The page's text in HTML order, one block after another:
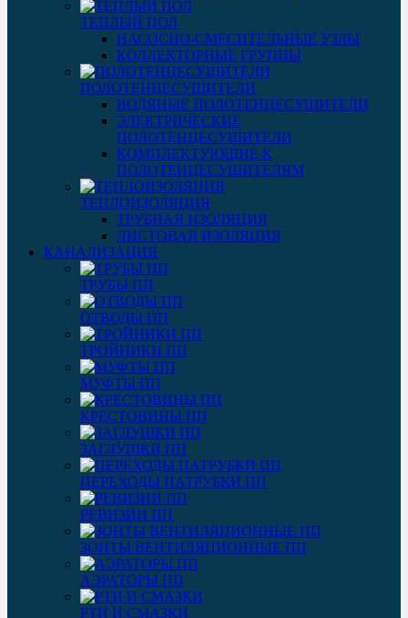
ТЕПЛЫЙ ПОЛ
НАСОСНО-СМЕСИТЕЛЬНЫЕ УЗЛЫ
КОЛЛЕКТОРНЫЕ ГРУППЫ
ПОЛОТЕНЦЕСУШИТЕЛИ
ВОДЯНЫЕ ПОЛОТЕНЦЕСУШИТЕЛИ
ЭЛЕКТРИЧЕСКИЕ
ПОЛОТЕНЦЕСУШИТЕЛИ
КОМПЛЕКТУЮЩИЕ К
ПОЛОТЕНЦЕСУШИТЕЛЯМ
ТЕПЛОИЗОЛЯЦИЯ
ТРУБНАЯ ИЗОЛЯЦИЯ
ЛИСТОВАЯ ИЗОЛЯЦИЯ
КАНАЛИЗАЦИЯ
ТРУБЫ ПП
ОТВОДЫ ПП
ТРОЙНИКИ ПП
МУФТЫ ПП
КРЕСТОВИНЫ ПП
ЗАГЛУШКИ ПП
ПЕРЕХОДЫ ПАТРУБКИ ПП
РЕВИЗИИ ПП
ЗОНТЫ ВЕНТИЛЯЦИОННЫЕ ПП
АЭРАТОРЫ ПП
РТИ И СМАЗКИ